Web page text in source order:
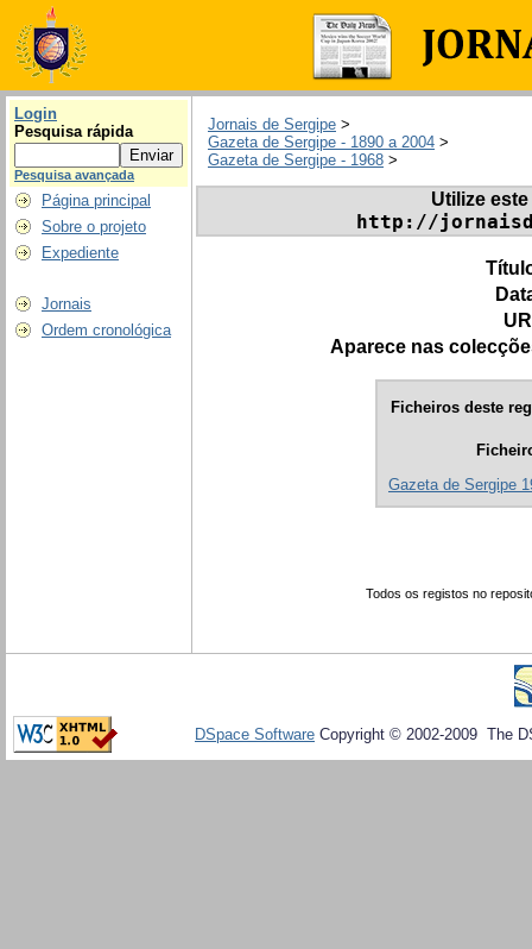
Login
Pesquisa rápida
Pesquisa avançada
Página principal
Sobre o projeto
Expediente
Jornais
Ordem cronológica
Jornais de Sergipe >
Gazeta de Sergipe - 1890 a 2004 >
Gazeta de Sergipe - 1968 >
Utilize
http://
Aparece nas
Ficheiros deste
Gazeta de Sergipe
Todos os registos no
DSpace Software Copyright © 2002-2009 The